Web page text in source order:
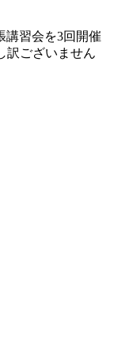
講習会を3回開催
訳ございません